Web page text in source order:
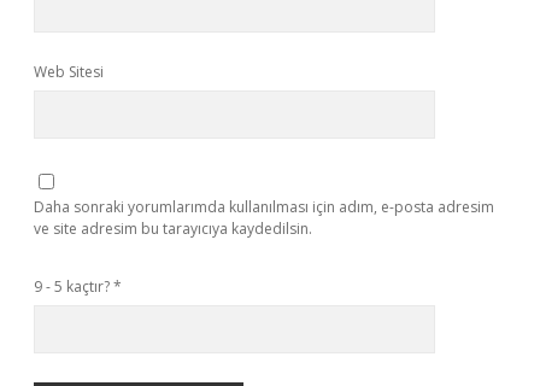
Web Sitesi
Daha sonraki yorumlarımda kullanılması için adım, e-posta adresim
ve site adresim bu tarayıcıya kaydedilsin.
9 - 5 kaçtır?*